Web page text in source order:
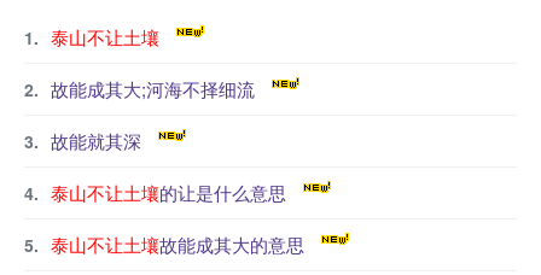
泰山不让土壤
故能成其大;河海不择细流
故能就其深
泰山不让土壤的让是什么意思
泰山不让土壤故能成其大的意思